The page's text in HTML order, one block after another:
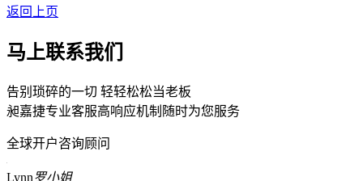
返回上页
马上联系我们
告别琐碎的一切 轻轻松松当老板
昶嘉捷专业客服高响应机制随时为您服务
全球开户咨询顾问
Lynn罗小姐